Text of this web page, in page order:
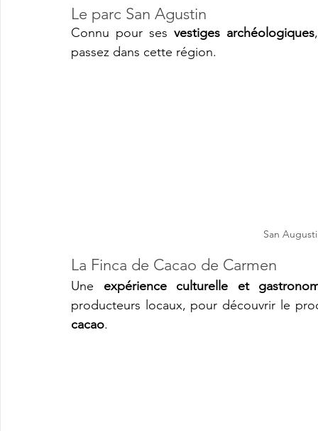
Le parc San Agustin
Connu pour ses vestiges archéologiques
passez dans cette région.
San
La Finca de Cacao de Carmen
Une expérience culturelle et
cacao.